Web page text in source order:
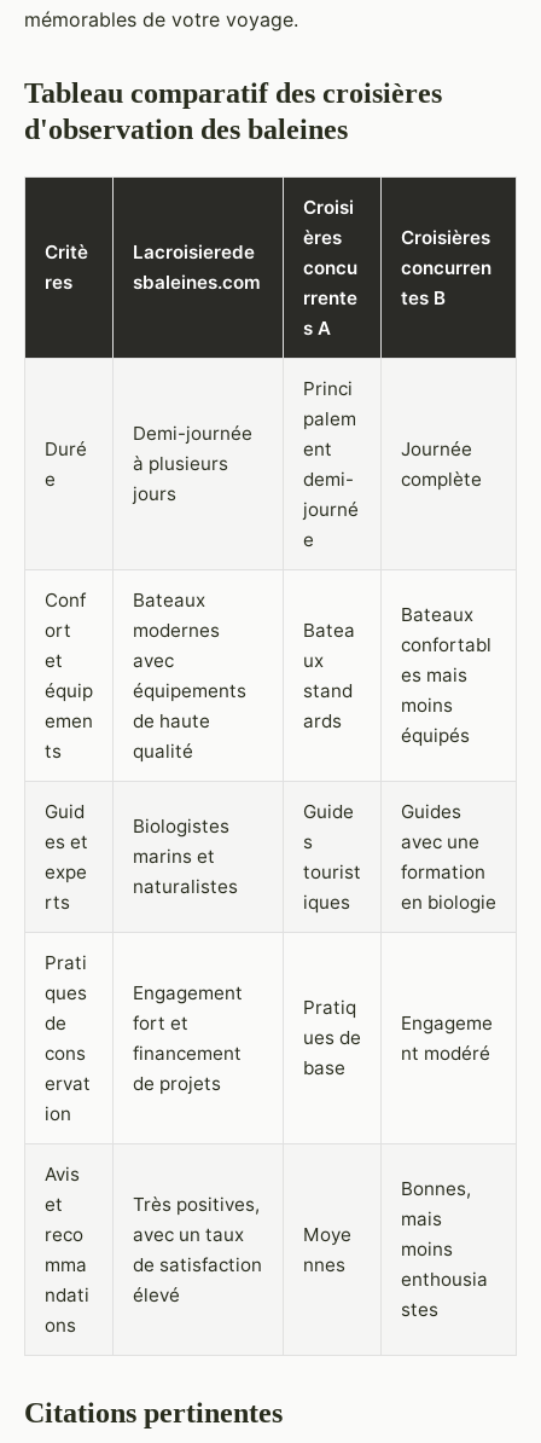
mémorables de votre voyage.
Tableau comparatif des croisières
d'observation des baleines
Critè
res
Lacroisierede
sbaleines.com
Croisi
ères
concu
rrente
s A
Croisières
concurren
tes B
Duré
e
Demi-journée
à plusieurs
jours
Princi
palem
ent
demi-
journé
e
Journée
complète
Conf
ort
et
équip
emen
ts
Bateaux
modernes
avec
équipements
de haute
qualité
Batea
ux
stand
ards
Bateaux
confortabl
es mais
moins
équipés
Guid
es et
expe
rts
Biologistes
marins et
naturalistes
Guide
s
tourist
iques
Guides
avec une
formation
en biologie
Prati
ques
de
cons
ervat
ion
Engagement
fort et
financement
de projets
Pratiq
ues de
base
Engageme
nt modéré
Avis
et
reco
mma
ndati
ons
Très positives,
avec un taux
de satisfaction
élevé
Moye
nnes
Bonnes,
mais
moins
enthousia
stes
Citations pertinentes